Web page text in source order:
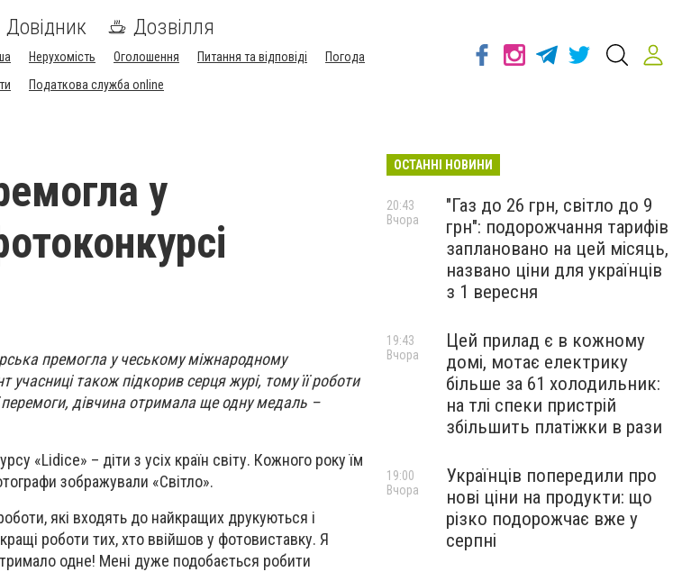
Довідник Дозвілля
Нерухомість Оголошення Питання та відповіді
Погода
Податкова служба online
у
премогла у чеському міжнародному
також підкорив серця журі, тому її роботи
дівчина отримала ще одну медаль –
«Lidice» – діти з усіх країн світу. Кожного року їм
зображували «Світло».
які входять до найкращих друкуються і
роботи тих, хто ввійшов у фотовиставку. Я
одне! Мені дуже подобається робити
ОСТАННІ НОВИНИ
"Газ до 26 грн, світло до 9
грн": подорожчання тарифів
заплановано на цей місяць,
названо ціни для українців
з 1 вересня
20:43
Вчора
Цей прилад є в кожному
домі, мотає електрику
більше за 61 холодильник:
на тлі спеки пристрій
збільшить платіжки в рази
19:43
Вчора
Українців попередили про
нові ціни на продукти: що
різко подорожчає вже у
серпні
19:00
Вчора